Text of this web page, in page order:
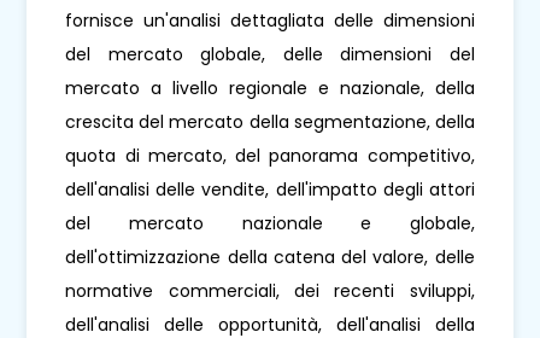
fornisce un'analisi dettagliata delle dimensioni
del mercato globale, delle dimensioni del
mercato a livello regionale e nazionale, della
crescita del mercato della segmentazione, della
quota di mercato, del panorama competitivo,
dell'analisi delle vendite, dell'impatto degli attori
del mercato nazionale e globale,
dell'ottimizzazione della catena del valore, delle
normative commerciali, dei recenti sviluppi,
dell'analisi delle opportunità, dell'analisi della